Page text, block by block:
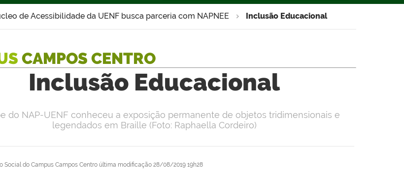
de Acessibilidade da UENF busca parceria com NAPNEE Inclusão Educacional
CAMPOS CENTRO
Inclusão Educacional
Social do Campus Campos Centro última modificação 28/08/2019 19h28
do NAP-UENF conheceu a exposição permanente de objetos tridimensionais e
legendados em Braille (Foto: Raphaella Cordeiro)